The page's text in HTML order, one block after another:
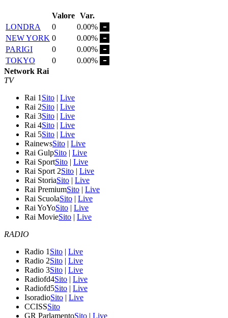
Valore Var.
LONDRA
0
0.00%
NEW YORK 0
0.00%
PARIGI
0
0.00%
TOKYO
0
0.00%
Network Rai
TV
Rai 1 Sito | Live
Rai 2Sito | Live
Rai 3Sito | Live
Rai 4Sito | Live
Rai 5Sito | Live
RainewsSito | Live
Rai GulpSito | Live
Rai SportSito | Live
Rai Sport 2Sito | Live
Rai StoriaSito | Live
Rai PremiumSito | Live
Rai ScuolaSito | Live
Rai YoYoSito | Live
Rai MovieSito | Live
RADIO
Radio 1 Sito | Live
Radio 2Sito | Live
Radio 3Sito | Live
Radiofd4Sito | Live
Radiofd5Sito | Live
IsoradioSito | Live
CCISSSito
GR ParlamentoSito | Live